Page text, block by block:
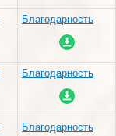
Благодарность
Благодарность
Благодарность